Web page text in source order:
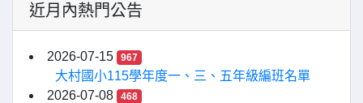
近月內熱門公告
2026-07-15 967
大村國小115學年度一、三、五年級編班名單
2026-07-08
468